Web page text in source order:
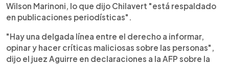
Wilson Marinoni, lo que dijo Chilavert "está respaldado
en publicaciones periodísticas".
"Hay una delgada línea entre el derecho a informar,
opinar y hacer críticas maliciosas sobre las personas",
dijo el juez Aguirre en declaraciones a la AFP sobre la